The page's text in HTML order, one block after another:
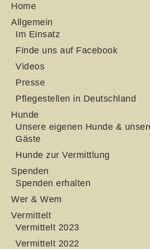
Home
Allgemein
Im Einsatz
Finde uns auf Facebook
Videos
Presse
Pflegestellen in Deutschland
Hunde
Unsere eigenen Hunde &
Gäste
Hunde zur Vermittlung
Spenden
Spenden erhalten
Wer & Wem
Vermittelt
Vermittelt 2023
Vermittelt 2022